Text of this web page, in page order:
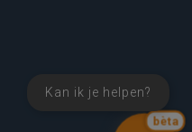
bèta
Kan ik je helpen?